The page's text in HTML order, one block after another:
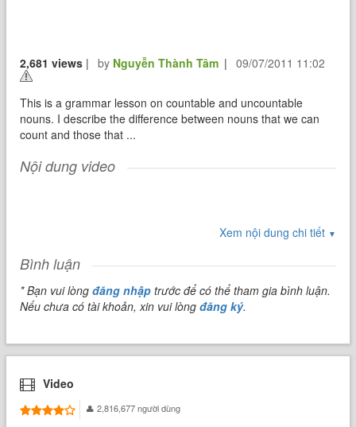
2,681 views | by Nguyễn Thành Tâm | 09/07/2011 11:02
This is a grammar lesson on countable and uncountable
nouns. I describe the difference between nouns that we can
count and those that ...
Nội dung video
Xem nội dung chi tiết ▼
Bình luận
* Bạn vui lòngđăng nhập trước để có thể tham gia bình luận.
Nếu chưa có tài khoản, xin vui lòngđăng ký.
Video
2,816,677 người dùng